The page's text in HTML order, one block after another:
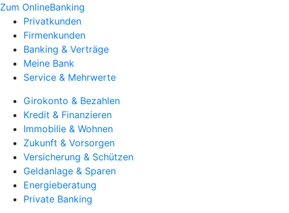
Zum OnlineBanking
Privatkunden
Firmenkunden
Banking & Verträge
Meine Bank
Service & Mehrwerte
Girokonto & Bezahlen
Kredit & Finanzieren
Immobilie & Wohnen
Zukunft & Vorsorgen
Versicherung & Schützen
Geldanlage & Sparen
Energieberatung
Private Banking